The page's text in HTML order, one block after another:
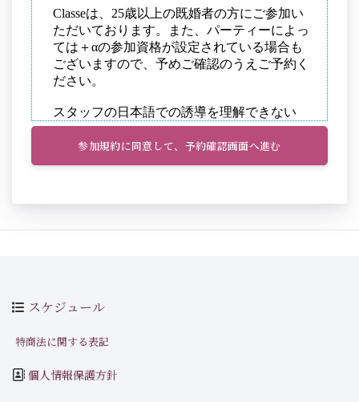
参加規約に同意して、予約確認画面へ進む
スケジュール
特商法に関する表記
個人情報保護方針